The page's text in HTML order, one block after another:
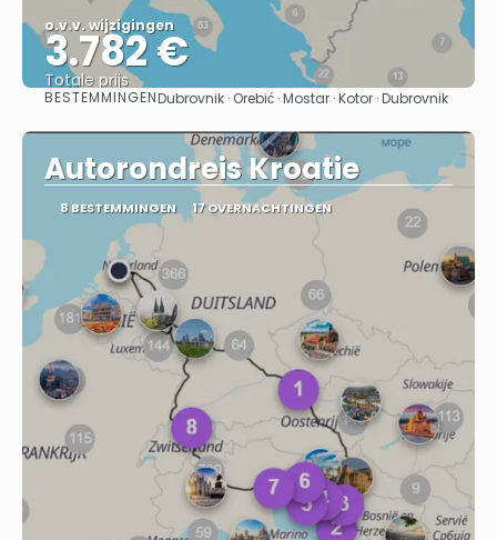
o.v.v. wijzigingen
3.782 €
Totale prijs
Bekijk
BESTEMMINGENDubrovnik · Orebić · Mostar · Kotor · Dubrovnik
Autorondreis Kroatie
8 BESTEMMINGEN 17 OVERNACHTINGEN